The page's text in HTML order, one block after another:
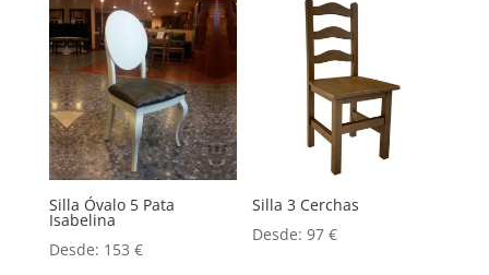
Silla Óvalo 5 Pata
Isabelina
Desde: 153 €
Silla 3 Cerchas
Desde:97€